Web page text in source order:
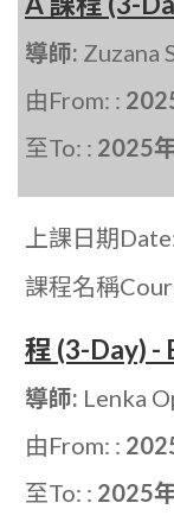
導師: Zuzana
由From: :
至To: : 2025
上課日期
課程名稱
程 (3-Day) -
導師: Lenka
由From: :
至To: : 2025